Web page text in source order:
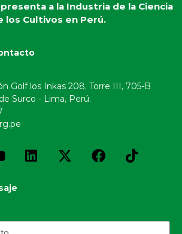
a la Industria de la Ciencia
los Cultivos en Perú.
Golf los Inkas 208, Torre III, 705-B
Surco - Lima, Perú.